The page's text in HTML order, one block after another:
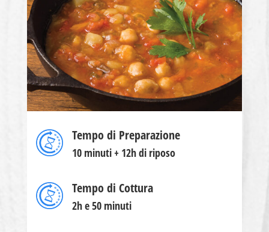
Tempo di Preparazione
10 minuti + 12h di riposo
Tempo di Cottura
2h e 50 minuti